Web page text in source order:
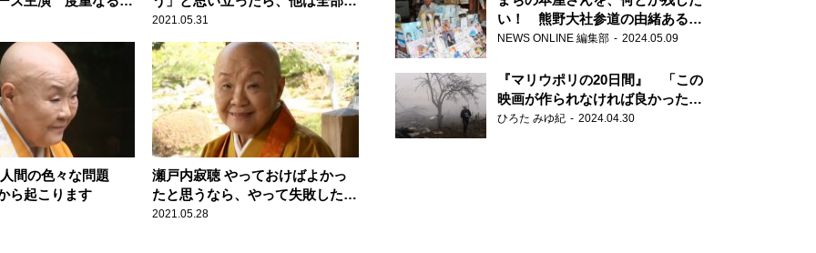
てましょう
2021.05.31
間の色々な問題
ら起こります
瀬戸内寂聴 やっておけばよかっ
たと思うなら、やって失敗したほ
うがいいです
2021.05.28
い！ 熊野大社参道の由緒ある書
店・三代目の強い思い
NEWS ONLINE 編集部 2024.05.09
『マリウポリの20日間』 「この
映画が作られなければ良かった」
と語る監督
ひろた みゆ紀 2024.04.30